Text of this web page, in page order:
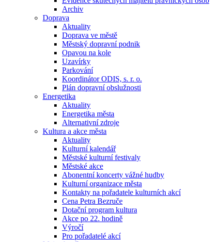
Archiv
Doprava
Aktuality
Doprava ve městě
Městský dopravní podnik
Opavou na kole
Uzavírky
Parkování
Koordinátor ODIS, s. r. o.
Plán dopravní obslužnosti
Energetika
Aktuality
Energetika města
Alternativní zdroje
Kultura a akce města
Aktuality
Kulturní kalendář
Městské kulturní festivaly
Městské akce
Abonentní koncerty vážné hudby
Kulturní organizace města
Kontakty na pořadatele kulturních akcí
Cena Petra Bezruče
Dotační program kultura
Akce po 22. hodině
Výročí
Pro pořadatelé akcí